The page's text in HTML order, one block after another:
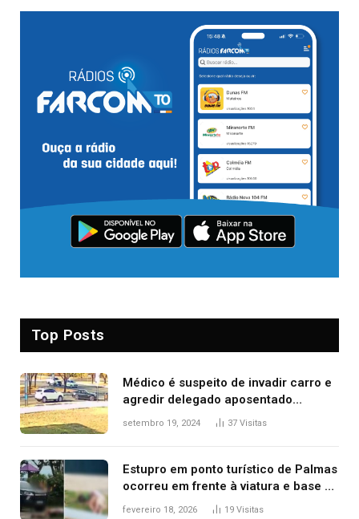
Top Posts
Médico é suspeito de invadir carro e
agredir delegado aposentado
durante confusão no trânsito
setembro 19, 2024 37 Visitas
Estupro em ponto turístico de Palmas
ocorreu em frente à viatura e base de
segurança; polícia investiga
fevereiro 18, 2026 19 Visitas